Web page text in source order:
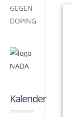
Kalender